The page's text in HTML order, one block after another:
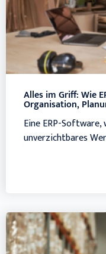
Alles im Griff: Wie
Organisation,
Eine ERP-
unverzichtbares